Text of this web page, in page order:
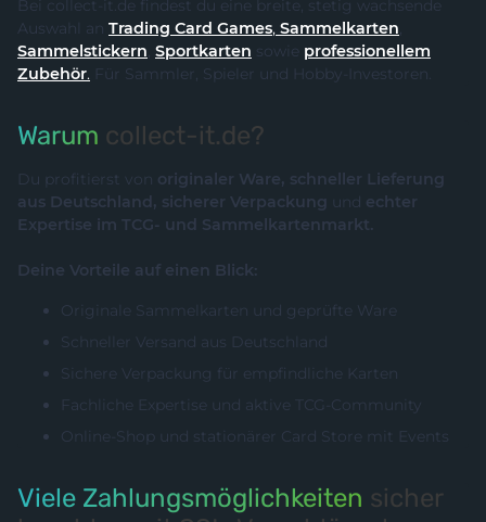
Bei collect-it.de findest du eine breite, stetig wachsende
Auswahl an
Trading Card Games, Sammelkarten,
Sammelstickern, Sportkarten sowie professionellem
Zubehör. Für Sammler, Spieler und Hobby-Investoren.
Warum collect-it.de?
Du profitierst von originaler Ware, schneller Lieferung
aus Deutschland, sicherer Verpackung und echter
Expertise im TCG- und Sammelkartenmarkt.
Deine Vorteile auf einen Blick:
Originale Sammelkarten und geprüfte Ware
Schneller Versand aus Deutschland
Sichere Verpackung für empfindliche Karten
Fachliche Expertise und aktive TCG-Community
Online-Shop und stationärer Card Store mit Events
Viele Zahlungsmöglichkeiten sicher